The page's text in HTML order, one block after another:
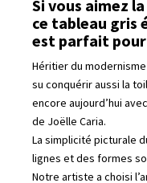
Si vous aimez
ce tableau gris
est parfait pour
Héritier du
su conquérir aussi la
encore aujourd’hui
de Joëlle Caria.
La simplicité picturale
lignes et des formes
Notre artiste a choisi